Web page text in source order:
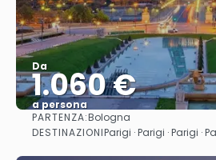
Da
1.060 €
a persona
Vedere
PARTENZA:Bologna
DESTINAZIONIParigi · Parigi · Parigi ·